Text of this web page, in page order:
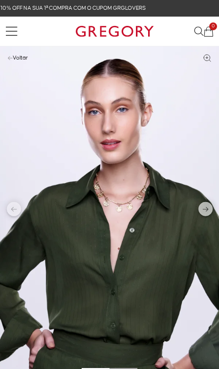
FRETE GRÁTIS NAS COMPRAS ACIMA DE R$ 899
0
Voltar